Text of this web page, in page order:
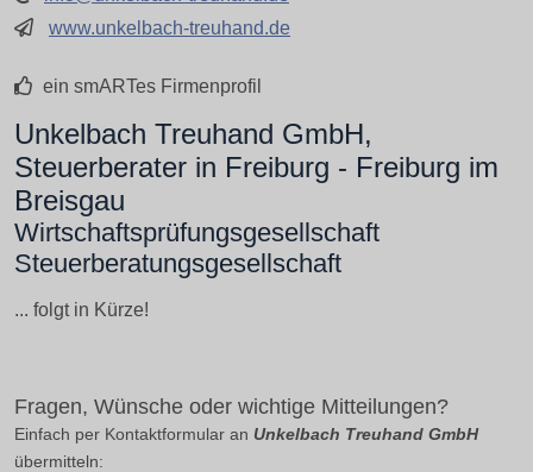
www.unkelbach-treuhand.de
ein smARTes Firmenprofil
Unkelbach Treuhand GmbH,
Steuerberater in Freiburg - Freiburg im
Breisgau
Wirtschaftsprüfungsgesellschaft
Steuerberatungsgesellschaft
... folgt in Kürze!
Fragen, Wünsche oder wichtige Mitteilungen?
Einfach per Kontaktformular an Unkelbach Treuhand GmbH
übermitteln: